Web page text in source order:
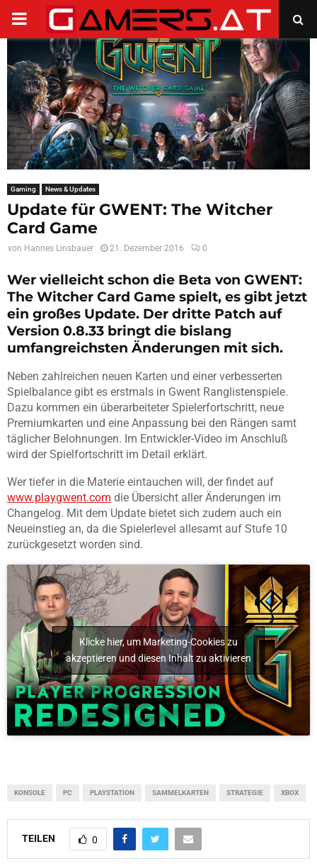
PRIMARY
MENU
Gaming News & Updates
Update für GWENT: The Witcher
Card Game
von Hannes Linsbauer 21. Dezember 2016 0
Wer vielleicht schon die Beta von GWENT:
The Witcher Card Game spielt, es gibt jetzt
ein großes Update. Der dritte Patch auf
Version 0.8.33 bringt die bislang
umfangreichsten Änderungen mit sich.
Neben zahlreichen neuen Karten und einer verbesserten
Spielbalance gibt es erstmals in Gwent Ranglistenspiele.
Dazu kommen ein überarbeiteter Spielerfortschritt, neue
Premiumkarten und eine Anpassung bei den Rängen samt
täglicher Belohnungen. Im Entwickler-Video im Anschluß
wird der Spielfortschritt im Detail erklärt.
Wer tiefer in die Materie eintauchen will, der findet auf
www.playgwent.com die Übersicht aller Änderungen im
Changelog. Mit dem Update bietet sich zudem auch ein
Neueinstieg an, da die Spielerlevel allesamt auf Stufe 10
zurückgesetzt worden sind.
Klicke hier, um Marketing-Cookies zu
akzeptieren und diesen Inhalt zu aktivieren
KONSOLE PC PLAYSTATION SAMMELKARTEN STRATEGIE XBOX
TEILEN 0